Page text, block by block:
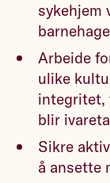
sykehjem
Arbeide
ulike
integritet,
blir
Sikre
å ansette